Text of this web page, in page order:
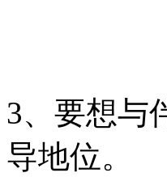
3、要想与
导地位。